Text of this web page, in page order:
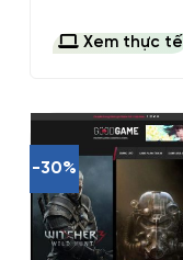
Xem thực tế
-30%